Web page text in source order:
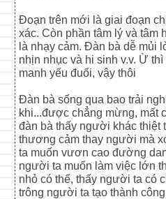
Đoạn trên mới là giai đoạn
xác. Còn phần tâm lý và tâm
là nhạy cảm. Đàn bà dễ mủi
nhịn nhục và hi sinh v.v. Ừ
manh yếu đuối, vậy thôi
Đàn bà sống qua bao trải
khi...được chẳng mừng, mất
đàn bà thấy người khác thiệt
thương cảm thay người mà
ta muốn vươn cao đường
người ta muốn làm việc lớn
nhỏ có thể, thấy người ta có
trông người ta tạo thành